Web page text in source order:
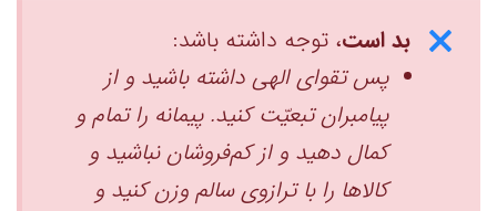
بد است، توجه داشته باشد:
پس تقوای الهی داشته باشید و از
پیامبران تبعیّت کنید. پیمانه را تمام و
کمال دهید و از کم‌فروشان نباشید ‏و
کالاها را با ترازوی سالم وزن کنید ‏و